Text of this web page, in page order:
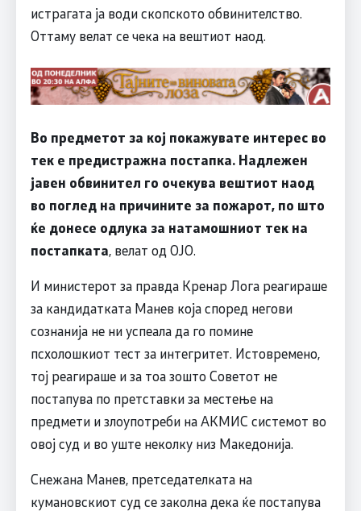
истрагата ја води скопското обвинителство.
Оттаму велат се чека на вештиот наод.
Во предметот за кој покажувате интерес во
тек е предистражна постапка. Надлежен
јавен обвинител го очекува вештиот наод
во поглед на причините за пожарот, по што
ќе донесе одлука за натамошниот тек на
постапката, велат од ОЈО.
И министерот за правда Кренар Лога реагираше
за кандидатката Манев која според негови
сознанија не ни успеала да го помине
псхолошкиот тест за интегритет. Истовремено,
тој реагираше и за тоа зошто Советот не
постапува по претставки за местење на
предмети и злоупотреби на АКМИС системот во
овој суд и во уште неколку низ Македонија.
Снежана Манев, претседателката на
кумановскиот суд се заколна дека ќе постапува